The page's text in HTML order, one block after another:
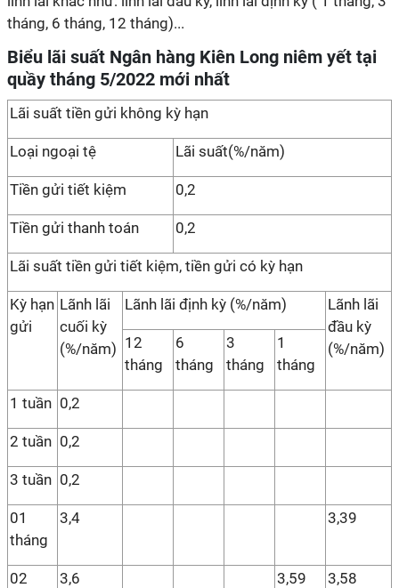
tháng, 6 tháng, 12 tháng)...
Biểu lãi suất Ngân hàng Kiên Long niêm yết tại
quầy tháng 5/2022 mới nhất
Lãi suất tiền gửi không kỳ hạn
Loại ngoại tệ Lãi suất(%/năm)
Tiền gửi tiết kiệm 0,2
Tiền gửi thanh toán 0,2
Lãi suất tiền gửi tiết kiệm, tiền gửi có kỳ hạn
Kỳ hạn
gửi
Lãnh lãi
cuối kỳ
(%/năm)
Lãnh lãi định kỳ (%/năm)
Lãnh lãi
đầu kỳ
(%/năm)
12
tháng
6
tháng
3
tháng
1
tháng
1 tuần 0,2
2 tuần 0,2
3 tuần 0,2
01
tháng
3,4 3,39
02
3,6 3,59 3,58